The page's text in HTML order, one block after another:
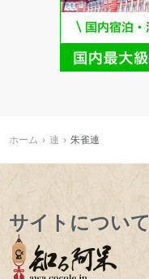
ホーム 連 朱雀連
サイトについて